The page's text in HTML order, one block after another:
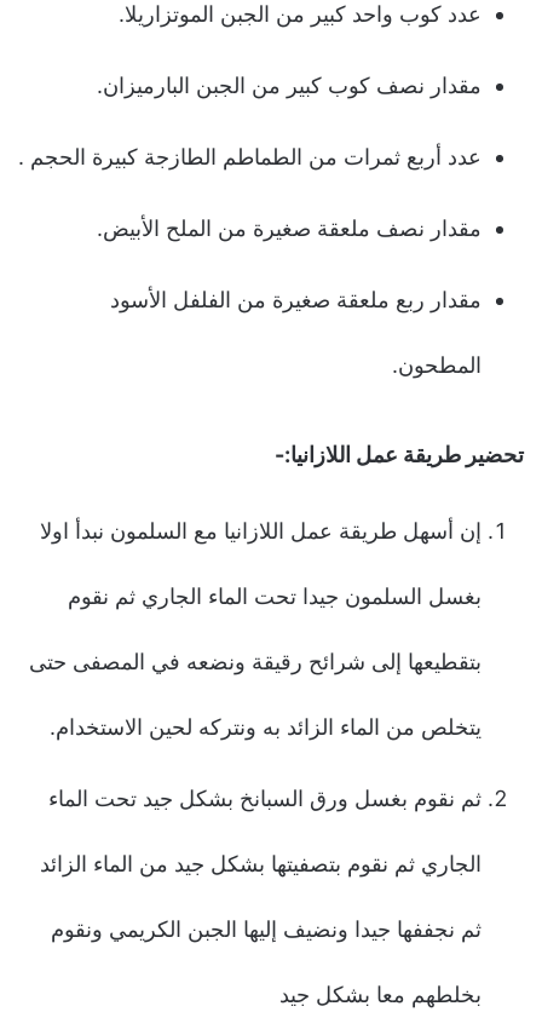
عدد كوب واحد كبير من الجبن الموتزاريلا.
مقدار نصف كوب كبير من الجبن البارميزان.
عدد أربع ثمرات من الطماطم الطازجة كبيرة الحجم .
مقدار نصف ملعقة صغيرة من الملح الأبيض.
مقدار ربع ملعقة صغيرة من الفلفل الأسود
المطحون.
تحضير طريقة عمل اللازانيا:-
إن أسهل طريقة عمل اللازانيا مع السلمون نبدأ اولا
بغسل السلمون جيدا تحت الماء الجاري ثم نقوم
بتقطيعها إلى شرائح رقيقة ونضعه في المصفى حتى
يتخلص من الماء الزائد به ونتركه لحين الاستخدام.
ثم نقوم بغسل ورق السبانخ بشكل جيد تحت الماء
الجاري ثم نقوم بتصفيتها بشكل جيد من الماء الزائد
ثم نجففها جيدا ونضيف إليها الجبن الكريمي ونقوم
بخلطهم معا بشكل جيد